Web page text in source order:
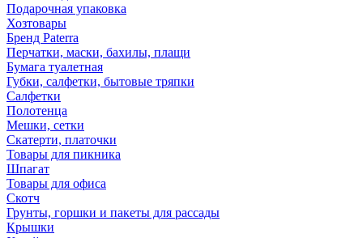
Подарочная упаковка
Хозтовары
Бренд Paterra
Перчатки, маски, бахилы, плащи
Бумага туалетная
Губки, салфетки, бытовые тряпки
Салфетки
Полотенца
Мешки, сетки
Скатерти, платочки
Товары для пикника
Шпагат
Товары для офиса
Скотч
Грунты, горшки и пакеты для рассады
Крышки